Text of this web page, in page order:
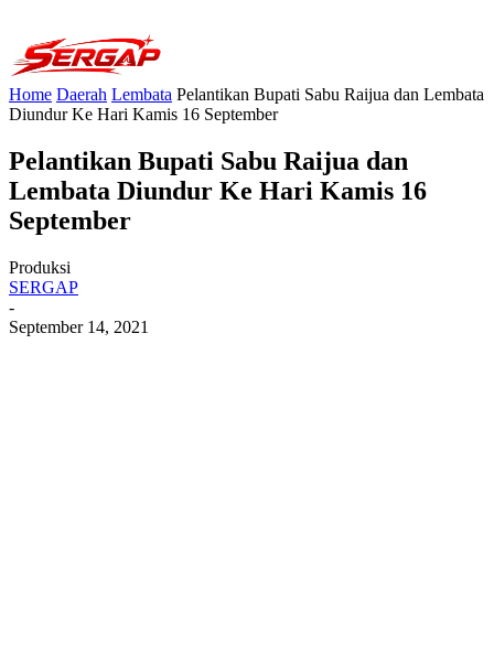
Home Daerah Lembata Pelantikan Bupati Sabu Raijua dan Lembata
Diundur Ke Hari Kamis 16 September
Pelantikan Bupati Sabu Raijua dan
Lembata Diundur Ke Hari Kamis 16
September
Produksi
SERGAP
-
September 14, 2021